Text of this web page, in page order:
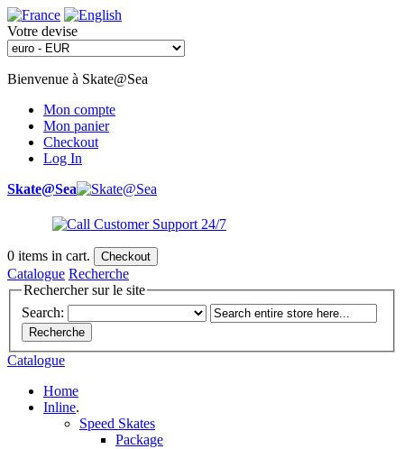
Votre devise
Bienvenue à Skate@Sea
Mon compte
Mon panier
Checkout
Log In
Skate@Sea
0 items in cart. Checkout
Catalogue Recherche
Rechercher sur le site
Search:
Recherche
Catalogue
Home
Inline.
Speed Skates
Package